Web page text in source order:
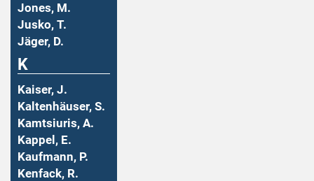
Jones, M.
Jusko, T.
Jäger, D.
K
Kaiser, J.
Kaltenhäuser, S.
Kamtsiuris, A.
Kappel, E.
Kaufmann, P.
Kenfack, R.